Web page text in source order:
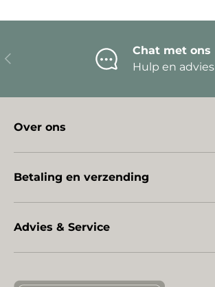
Vorige
Chat met ons
Hulp en advies
Over ons
Betaling en verzending
Advies & Service